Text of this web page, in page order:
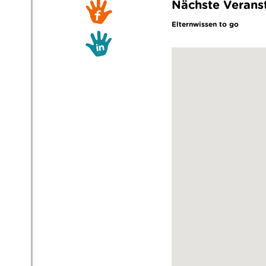
Nächste
Elternwissen to go